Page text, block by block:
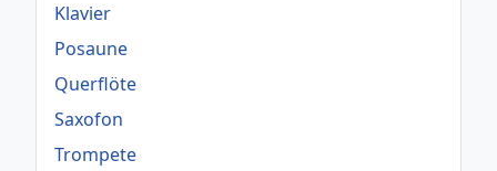
Klavier
Posaune
Querflöte
Saxofon
Trompete